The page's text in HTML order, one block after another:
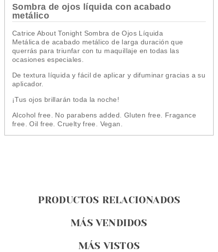
Sombra de ojos líquida con acabado
metálico
Catrice About Tonight Sombra de Ojos Líquida
Metálica de acabado metálico de larga duración que
querrás para triunfar con tu maquillaje en todas las
ocasiones especiales.
De textura líquida y fácil de aplicar y difuminar gracias a su
aplicador.
¡Tus ojos brillarán toda la noche!
Alcohol free. No parabens added. Gluten free. Fragance
free. Oil free. Cruelty free. Vegan.
PRODUCTOS RELACIONADOS
MÁS VENDIDOS
MÁS VISTOS